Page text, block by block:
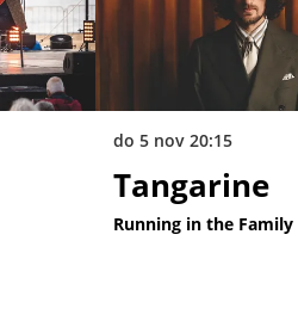
Tangarine
Running in the Family
do 5 nov20:15